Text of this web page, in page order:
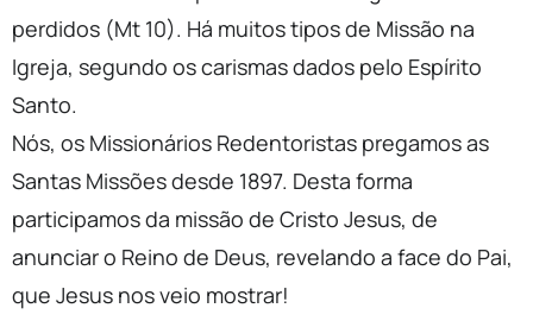
perdidos (Mt 10). Há muitos tipos de Missão na
Igreja, segundo os carismas dados pelo Espírito
Santo.
Nós, os Missionários Redentoristas pregamos as
Santas Missões desde 1897. Desta forma
participamos da missão de Cristo Jesus, de
anunciar o Reino de Deus, revelando a face do Pai,
que Jesus nos veio mostrar!